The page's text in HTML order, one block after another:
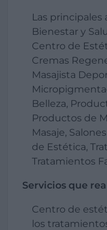
Las principales
Bienestar y
Centro de
Cremas
Masajista
Belleza,
Productos de
Masaje,
de Estética,
Tratamientos
Servicios que
Centro de
los